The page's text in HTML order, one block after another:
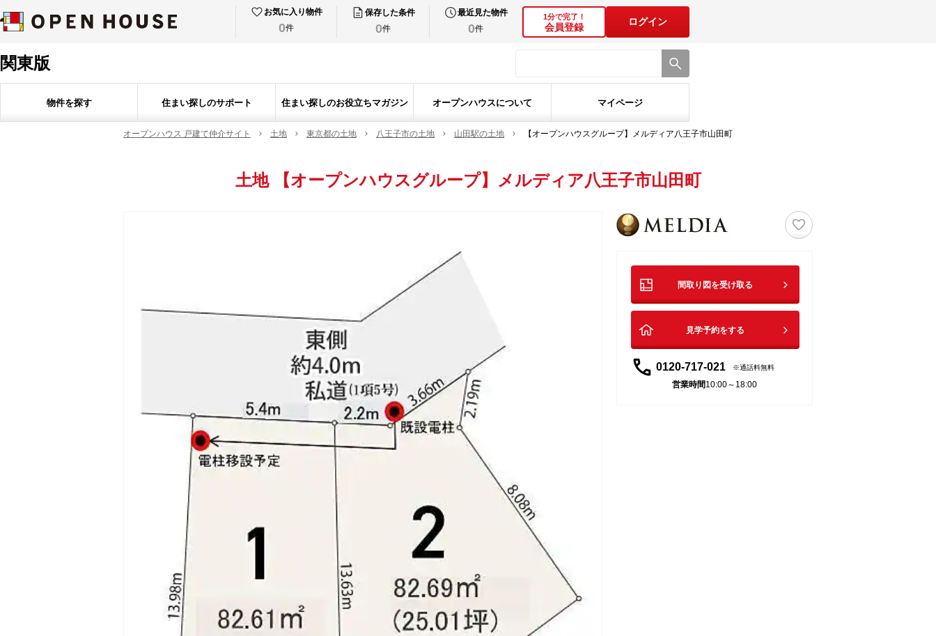
お気に入り物件
0件
保存した条件
0件
最近見た物件
0件
1分で完了！
会員登録
ログイン
関東版
物件を探す 住まい探しのサポート 住まい探しのお役立ちマガジン オープンハウスについて マイページ
オープンハウス 戸建て仲介サイト 土地 東京都の土地 八王子市の土地 山田駅の土地 【オープンハウスグループ】メルディア八王子市山田町
土地 【オープンハウスグループ】メルディア八王子市山田町
♡
間取り図を受け取る
見学予約をする
0120-717-021 通話料無料
営業時間10:00～18:00